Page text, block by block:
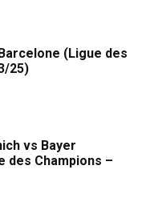
(Ligue des
25)
vs Bayer
des Champions –